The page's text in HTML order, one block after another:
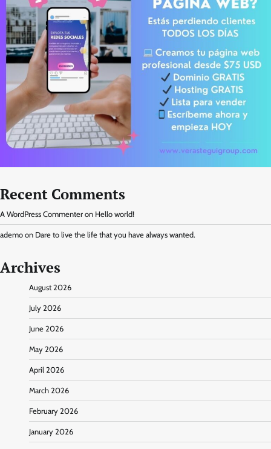
Recent Comments
A WordPress Commenter on Hello world!
ademo on Dare to live the life that you have always wanted.
Archives
August 2026
July 2026
June 2026
May 2026
April 2026
March 2026
February 2026
January 2026